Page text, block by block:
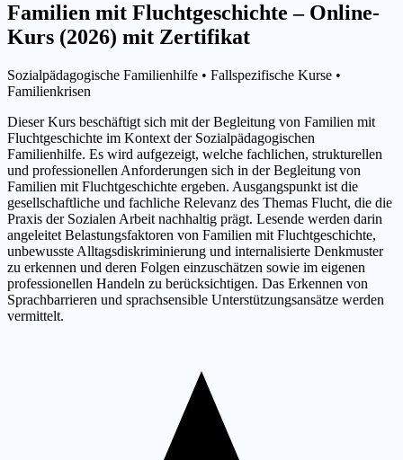
Familien mit Fluchtgeschichte – Online-
Kurs (2026) mit Zertifikat
Sozialpädagogische Familienhilfe • Fallspezifische Kurse •
Familienkrisen
Dieser Kurs beschäftigt sich mit der Begleitung von Familien mit
Fluchtgeschichte im Kontext der Sozialpädagogischen
Familienhilfe. Es wird aufgezeigt, welche fachlichen, strukturellen
und professionellen Anforderungen sich in der Begleitung von
Familien mit Fluchtgeschichte ergeben. Ausgangspunkt ist die
gesellschaftliche und fachliche Relevanz des Themas Flucht, die die
Praxis der Sozialen Arbeit nachhaltig prägt. Lesende werden darin
angeleitet Belastungsfaktoren von Familien mit Fluchtgeschichte,
unbewusste Alltagsdiskriminierung und internalisierte Denkmuster
zu erkennen und deren Folgen einzuschätzen sowie im eigenen
professionellen Handeln zu berücksichtigen. Das Erkennen von
Sprachbarrieren und sprachsensible Unterstützungsansätze werden
vermittelt.